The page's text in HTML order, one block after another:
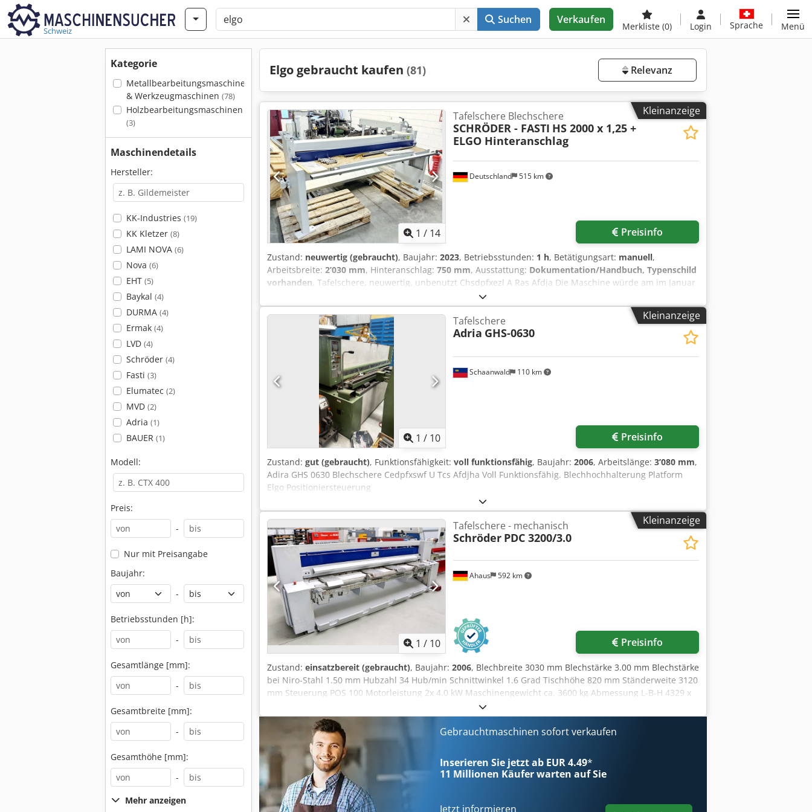
Schweiz
Suchen Verkaufen
Merkliste (0) Login Sprache Menü
Kategorie
Metallbearbeitungsmaschinen
& Werkzeugmaschinen (78)
Holzbearbeitungsmaschinen
(3)
Maschinendetails
Hersteller:
KK-Industries (19)
KK Kletzer (8)
LAMI NOVA (6)
Nova (6)
EHT (5)
Baykal (4)
DURMA (4)
Ermak (4)
LVD (4)
Schröder (4)
Fasti (3)
Elumatec (2)
MVD (2)
Adria (1)
BAUER (1)
Modell:
Preis:
-
Nur mit Preisangabe
Baujahr:
-
Betriebsstunden [h]:
-
Gesamtlänge [mm]:
-
Gesamtbreite [mm]:
-
Gesamthöhe [mm]:
-
Mehr anzeigen
Elgo gebraucht kaufen (81) Relevanz
Kleinanzeige
1 / 14
Deutschland 515 km
Tafelschere Blechschere
SCHRÖDER - FASTI HS 2000 x 1,25 +
ELGO Hinteranschlag
Preisinfo
Zustand: neuwertig (gebraucht), Baujahr: 2023, Betriebsstunden: 1 h, Betätigungsart: manuell,
Arbeitsbreite: 2’030 mm, Hinteranschlag: 750 mm, Ausstattung: Dokumentation/Handbuch, Typenschild
vorhanden, Tafelschere, neuwertig, unbenutzt Chsdpfxezl A Ras Afdja Die Maschine würde am im Januar
2023 durch Schröder geliefert in in Betreib genommen. Da sie für den Anwendungsfall ungeeignet war (
seihe Fotos ) wurde sie anschließend eigelagert und ist absolut neuwertig. Der Neupreis betrug 12.381 € (
ohne Transport + Montage ) Fabrikat : SCHRÖDER Typ : HS 2000 x 1,25 Baujahr : 2023 Nutzlänge : 2.030
mm Schnittleistung bei 400 N/mm2 : 1,25 mm Ausstattung : - Hinteranschlag 750 mm, Digitalanzeige,
vorne verstellbar - Hochhaltevorrichtung 750 mm - Edelstahlmesser - Niederhalter mit Hartgummileiste -
Vorderer Auflagetisch, ausziehbar - Winkelanschlag rechts + links - Rutschenwagen
Kleinanzeige
1 / 10
Schaanwald 110 km
Tafelschere
Adria GHS-0630
Preisinfo
Zustand: gut (gebraucht), Funktionsfähigkeit: voll funktionsfähig, Baujahr: 2006, Arbeitslänge: 3’080 mm,
Adira GHS 0630 Blechschere Cedpfxswf U Tcs Afdjha Voll Funktionsfähig. Blechhochhalterung Platform
Elgo Positioniersteuerung
Kleinanzeige
1 / 10
Ahaus 592 km
Tafelschere - mechanisch
Schröder PDC 3200/3.0
Preisinfo
Zustand: einsatzbereit (gebraucht), Baujahr: 2006, Blechbreite 3030 mm Blechstärke 3.00 mm Blechstärke
bei Niro-Stahl 1.50 mm Hubzahl 34 Hub/min Schnittwinkel 1.6 Grad Tischhöhe 820 mm Ständerweite 3120
mm Steuerung POS 100 Motorleistung 2x 4.0 kW Maschinengewicht ca. 3600 kg Abmessung L-B-H 4329 x
2350 x 1600 mm aktueller Neupreis inkl. Zubehör ca. 65.000 Euro (!!) Sonderpreis auf Anfrage Die
Motortafelschere PDC ist die verstärkte Version der MHSU. Codozn Ahdopfx Afdeha Mit mehr Leistung
durch stabilere Ausführung und beidseitigem „DUO-CUT-Antrieb“. Ausstattung: - robuste / motorische
Schwingschnitt Tafelschere - NC elektro-motorischer Hinteranschlag * mit SCHRÖDER POS 100 NC
Steuerung * digitale Positionsanzeige vom Hinteranschlag * von vorne rechts einstellbar * mit Soll/Ist
Wert Eingabe * stufenlose Einstellung über den gesamten Verfahrbereich * Absicherung der Grenzwerte
mit Endschalter * 9-Fach Programmierung möglich - bruchsichere-verwindungsfreie Stahl
Schweißkonstruktion - kompakte und übersichtliche Maschinenbauweise - Ganz-Stahlmesser - 1x
Niederhalterbalken - 1x langer Seitenanschlag mit "ELGO" Digitalanzeige - 2x vordere Auflegearme,
Gebrauchtmaschinen sofort verkaufen
Inserieren Sie jetzt ab EUR 4.49*
11 Millionen Käufer warten auf Sie
Jetzt informieren